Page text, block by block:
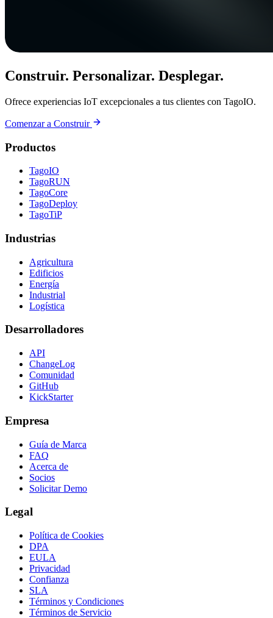
Construir. Personalizar. Desplegar.
Ofrece experiencias IoT excepcionales a tus clientes con TagoIO.
Comenzar a Construir
Productos
TagoIO
TagoRUN
TagoCore
TagoDeploy
TagoTiP
Industrias
Agricultura
Edificios
Energía
Industrial
Logística
Desarrolladores
API
ChangeLog
Comunidad
GitHub
KickStarter
Empresa
Guía de Marca
FAQ
Acerca de
Socios
Solicitar Demo
Legal
Política de Cookies
DPA
EULA
Privacidad
Confianza
SLA
Términos y Condiciones
Términos de Servicio